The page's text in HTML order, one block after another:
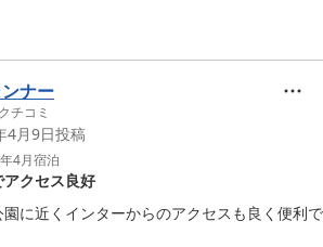
ナー
チコミ
4月9日投稿
4月宿泊
クセス良好
に近くインターからのアクセスも良く便利で